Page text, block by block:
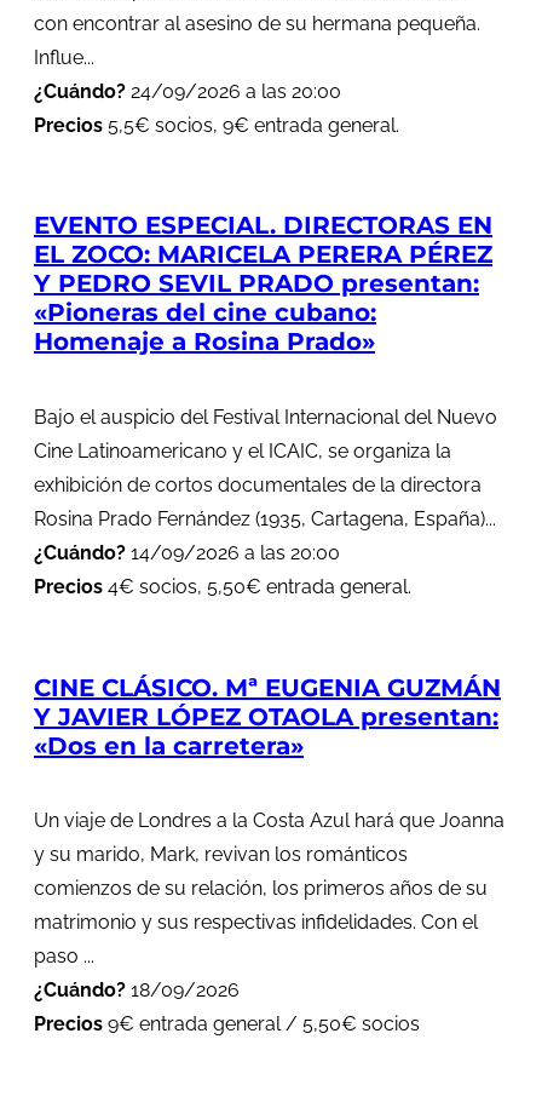
con encontrar al asesino de su hermana pequeña.
Influe...
¿Cuándo? 24/09/2026 a las 20:00
Precios 5,5€ socios, 9€ entrada general.
EVENTO ESPECIAL. DIRECTORAS EN
EL ZOCO: MARICELA PERERA PÉREZ
Y PEDRO SEVIL PRADO presentan:
«Pioneras del cine cubano:
Homenaje a Rosina Prado»
Bajo el auspicio del Festival Internacional del Nuevo
Cine Latinoamericano y el ICAIC, se organiza la
exhibición de cortos documentales de la directora
Rosina Prado Fernández (1935, Cartagena, España)...
¿Cuándo? 14/09/2026 a las 20:00
Precios 4€ socios, 5,50€ entrada general.
CINE CLÁSICO. Mª EUGENIA GUZMÁN
Y JAVIER LÓPEZ OTAOLA presentan:
«Dos en la carretera»
Un viaje de Londres a la Costa Azul hará que Joanna
y su marido, Mark, revivan los románticos
comienzos de su relación, los primeros años de su
matrimonio y sus respectivas infidelidades. Con el
paso ...
¿Cuándo? 18/09/2026
Precios 9€ entrada general / 5,50€ socios